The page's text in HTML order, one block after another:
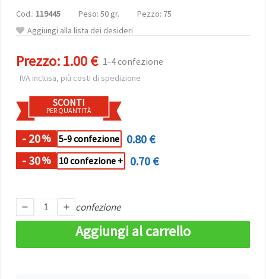
personalizzare
le tue
scelte. •
Puoi
o revocare
il tuo
consenso
momento.
Per ulteriori
informazioni,
la nostra
Politica sui
cookiee
l'Informativa
sulla
consenso
verranno
impostati
tecnicamente
Cod.: 119445 Peso: 50 gr.
Pezzo: 75
Aggiungi alla lista dei desideri
Prezzo:1.00 € 1-4 confezione
IVA inclusa, più costi di spedizione
SCONTI
PER QUANTITÀ
- 20% 5-9 confezione
0.80 €
- 30% 10 confezione + 0.70 €
confezione
Aggiungi al carrello